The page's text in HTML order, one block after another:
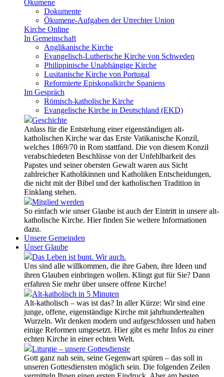
Ökumene
Dokumente
Ökumene-Aufgaben der Utrechter Union
Kirche Online
In Gemeinschaft
Anglikanische Kirche
Evangelisch-Lutherische Kirche von Schweden
Philippinische Unabhängige Kirche
Lusitanische Kirche von Portugal
Reformierte Episkopalkirche Spaniens
Im Gespräch
Römisch-katholische Kirche
Evangelische Kirche in Deutschland (EKD)
Geschichte
Anlass für die Entstehung einer eigenständigen alt-
katholischen Kirche war das Erste Vatikanische Konzil,
welches 1869/70 in Rom stattfand. Die von diesem Konzil
verabschiedeten Beschlüsse von der Unfehlbarkeit des
Papstes und seiner obersten Gewalt waren aus Sicht
zahlreicher Katholikinnen und Katholiken Entscheidungen,
die nicht mit der Bibel und der katholischen Tradition in
Einklang stehen.
Mitglied werden
So einfach wie unser Glaube ist auch der Eintritt in unsere alt-
katholische Kirche. Hier finden Sie weitere Informationen
dazu.
Unsere Gemeinden
Unser Glaube
Das Leben ist bunt. Wir auch.
Uns sind alle willkommen, die ihre Gaben, ihre Ideen und
ihren Glauben einbringen wollen. Klingt gut für Sie? Dann
erfahren Sie mehr über unsere offene Kirche!
Alt-katholisch in 5 Minuten
Alt-katholisch – was ist das? In aller Kürze: Wir sind eine
junge, offene, eigenständige Kirche mit jahrhundertealten
Wurzeln. Wir denken modern und aufgeschlossen und haben
einige Reformen umgesetzt. Hier gibt es mehr Infos zu einer
echten Kirche in einer echten Welt.
Liturgie – unsere Gottesdienste
Gott ganz nah sein, seine Gegenwart spüren – das soll in
unseren Gottesdiensten möglich sein. Die folgenden Zeilen